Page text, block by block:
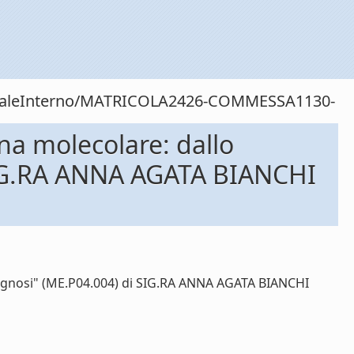
MATRICOLA2426-COMMESSA1130-
molecolare: dallo
ANNA AGATA BIANCHI
(ME.P04.004) di SIG.RA ANNA AGATA BIANCHI